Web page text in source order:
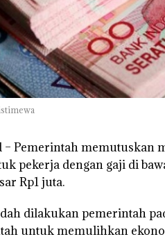
– Pemerintah memutuskan
pekerja dengan gaji di
Rp1 juta.
dilakukan pemerintah
untuk memulihkan
Panglima TNI
Kunjungi Kepri,
Amsakar Sambut di
Batam Sebelum
Bertolak ke Lingga